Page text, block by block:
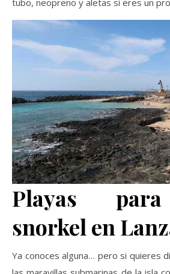
tubo, neopreno y aletas si eres un
Playas
snorkel en
Ya conoces alguna… pero si quieres